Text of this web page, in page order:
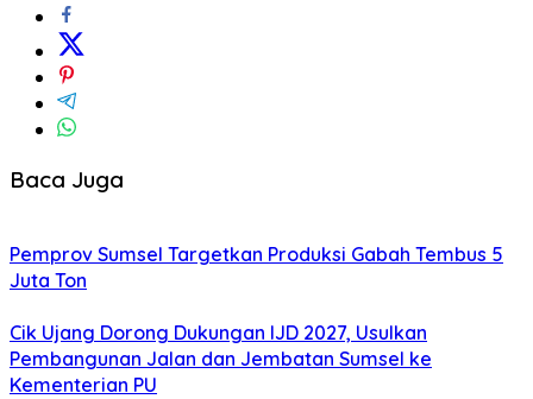
Baca Juga
Pemprov Sumsel Targetkan Produksi Gabah Tembus 5
Juta Ton
Cik Ujang Dorong Dukungan IJD 2027, Usulkan
Pembangunan Jalan dan Jembatan Sumsel ke
Kementerian PU